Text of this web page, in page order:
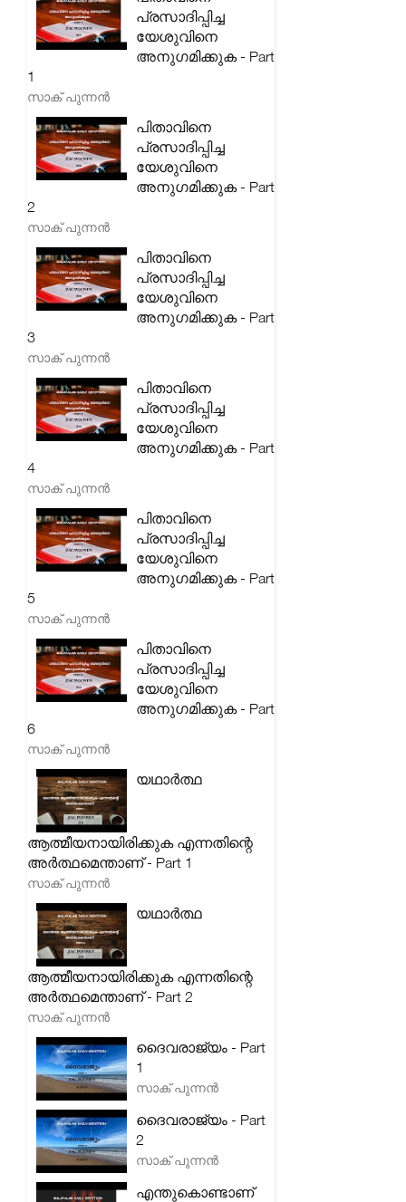
പ്രസാദിപ്പിച്ച
യേശുവിനെ
അനുഗമിക്കുക - Part
1
സാക് പുന്നൻ
പിതാവിനെ
പ്രസാദിപ്പിച്ച
യേശുവിനെ
അനുഗമിക്കുക - Part
2
സാക് പുന്നൻ
പിതാവിനെ
പ്രസാദിപ്പിച്ച
യേശുവിനെ
അനുഗമിക്കുക - Part
3
സാക് പുന്നൻ
പിതാവിനെ
പ്രസാദിപ്പിച്ച
യേശുവിനെ
അനുഗമിക്കുക - Part
4
സാക് പുന്നൻ
പിതാവിനെ
പ്രസാദിപ്പിച്ച
യേശുവിനെ
അനുഗമിക്കുക - Part
5
സാക് പുന്നൻ
പിതാവിനെ
പ്രസാദിപ്പിച്ച
യേശുവിനെ
അനുഗമിക്കുക - Part
6
സാക് പുന്നൻ
യഥാർത്ഥ
ആത്മീയനായിരിക്കുക എന്നതിന്റെ
അർത്ഥമെന്താണ് - Part 1
സാക് പുന്നൻ
യഥാർത്ഥ
ആത്മീയനായിരിക്കുക എന്നതിന്റെ
അർത്ഥമെന്താണ് - Part 2
സാക് പുന്നൻ
ദൈവരാജ്യം - Part
1
സാക് പുന്നൻ
ദൈവരാജ്യം - Part
2
സാക് പുന്നൻ
എന്തുകൊണ്ടാണ്